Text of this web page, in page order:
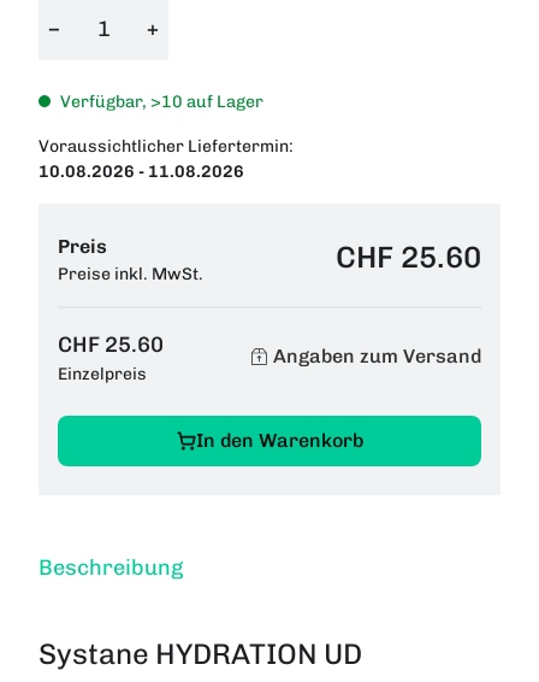
− +
Verfügbar, >10 auf Lager
Voraussichtlicher Liefertermin:
10.08.2026 - 11.08.2026
Preis
Preise inkl. MwSt. CHF 25.60
CHF 25.60
Einzelpreis
Angaben zum Versand
In den Warenkorb
Beschreibung
Systane HYDRATION UD